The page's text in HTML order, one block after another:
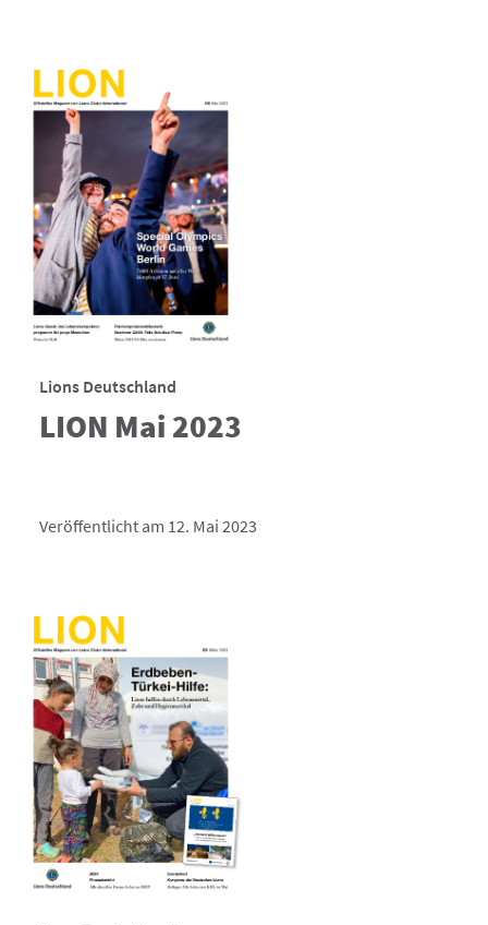
Lions Deutschland
LION Mai 2023
Veröffentlicht am 12. Mai 2023